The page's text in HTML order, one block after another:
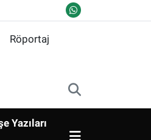
Röportaj
Yazıları